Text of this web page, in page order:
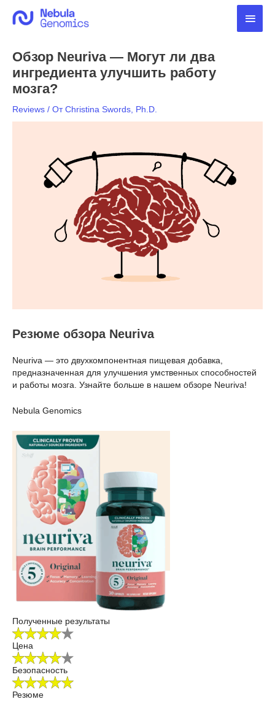
содержимому
Обзор Neuriva — Могут ли два
ингредиента улучшить работу
мозга?
Reviews / ОтChristina Swords, Ph.D.
Резюме обзора Neuriva
Neuriva — это двухкомпонентная пищевая добавка,
предназначенная для улучшения умственных способностей
и работы мозга. Узнайте больше в нашем обзоре Neuriva!
Nebula Genomics
Полученные результаты
Цена
Безопасность
Резюме